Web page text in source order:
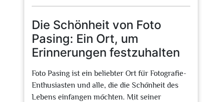
2025
Die Schönheit von Foto
Pasing: Ein Ort, um
Erinnerungen festzuhalten
Foto Pasing ist ein beliebter Ort für Fotografie-
Enthusiasten und alle, die die Schönheit des
Lebens einfangen möchten. Mit seiner